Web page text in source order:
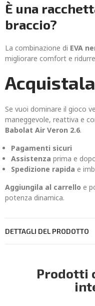
È una
braccio?
La combinazione di EVA
migliorare comfort e
Se vuoi dominare il gioco
maneggevole, reattiva e
Babolat Air Veron 2.6.
Pagamenti sicuri
Assistenza prima e
Spedizione rapida e
Aggiungila al carrello e
potenza dinamica.
DETTAGLI DEL PRODOTTO
Prodotti